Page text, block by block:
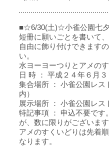
■☆6/30(土)☆小雀公園七
短冊に願いごとを書いて
自由に飾り付けできます
い。
水ヨーヨーつりとアメの
日 時 ： 平成２４年６月
集合場所 ： 小雀公園レス
内）
展示場所 ： 小雀公園レス
特記事項 ： 申込不要です
が、数に限りがございま
アメのすくいどりは先着
なります。